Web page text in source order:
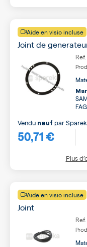
Aide en visio incluse
Joint de
50,71 €
Vendu neuf par
Plus
Aide en visio incluse
Joint